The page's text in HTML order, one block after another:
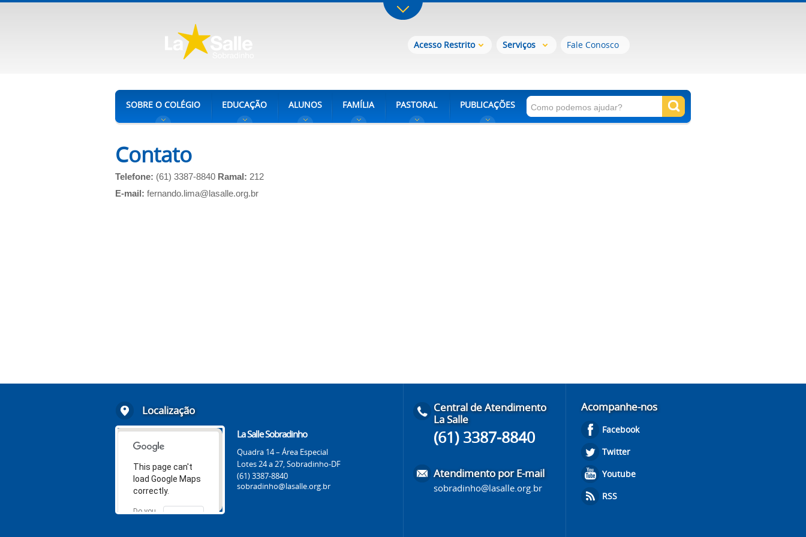
Acesso Restrito Serviços Fale Conosco
SOBRE O COLÉGIO EDUCAÇÃO ALUNOS FAMÍLIA PASTORAL PUBLICAÇÕES
Contato
Telefone: (61) 3387-8840 Ramal: 212
E-mail: fernando.lima@lasalle.org.br
Localização
This page can't
load Google Maps
correctly.
Do you
OK
La Salle Sobradinho
Quadra 14 – Área Especial
Lotes 24 a 27, Sobradinho-DF
(61) 3387-8840
sobradinho@lasalle.org.br
Central de Atendimento
La Salle
(61) 3387-8840
Atendimento por E-mail
sobradinho@lasalle.org.br
Acompanhe-nos
Facebook
Twitter
Youtube
RSS